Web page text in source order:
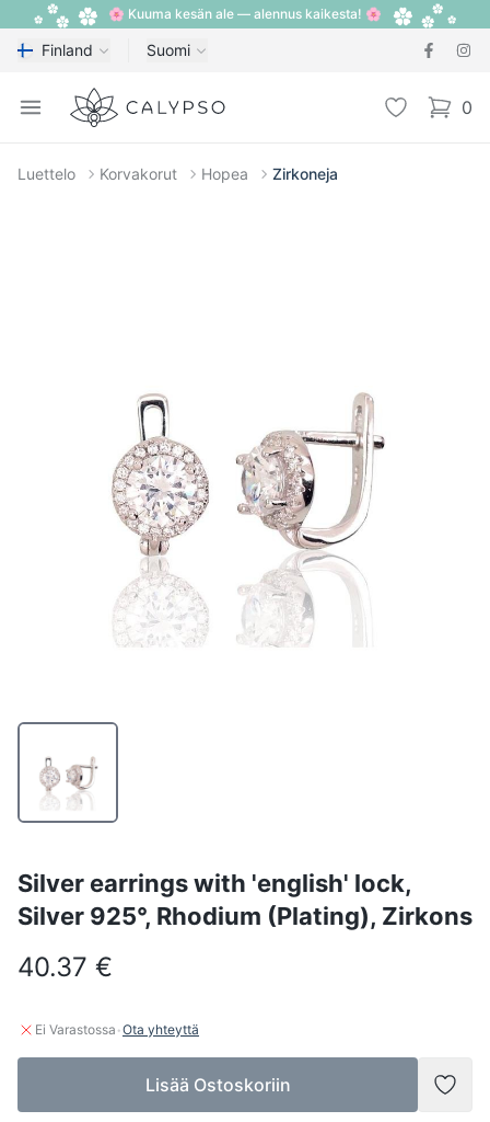
🌸 Kuuma kesän ale — alennus kaikesta! 🌸
Finland Suomi
Open menu
Calypso Toivelista 0
items
Luettelo Korvakorut Hopea Zirkoneja
Silver earrings with 'english' lock,
Silver 925°, Rhodium (Plating), Zirkons
40.37 €
Ei Varastossa ·Ota yhteyttä
Lisää Ostoskoriin